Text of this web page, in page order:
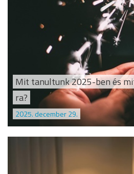
Mit tanultunk 2025-ben és
ra?
2025. december 29.